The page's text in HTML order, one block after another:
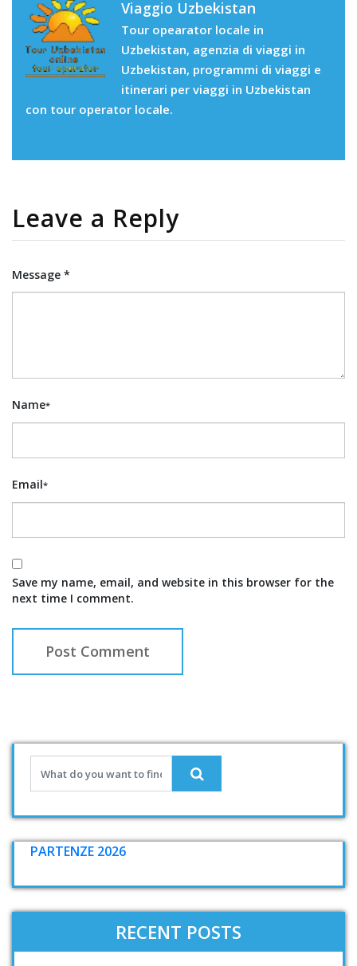
Viaggio Uzbekistan
Tour opearator locale in
Uzbekistan, agenzia di viaggi in
Uzbekistan, programmi di viaggi e
itinerari per viaggi in Uzbekistan
con tour operator locale.
Leave a Reply
Message *
Name*
Email*
Save my name, email, and website in this browser for the
next time I comment.
PARTENZE 2026
RECENT POSTS